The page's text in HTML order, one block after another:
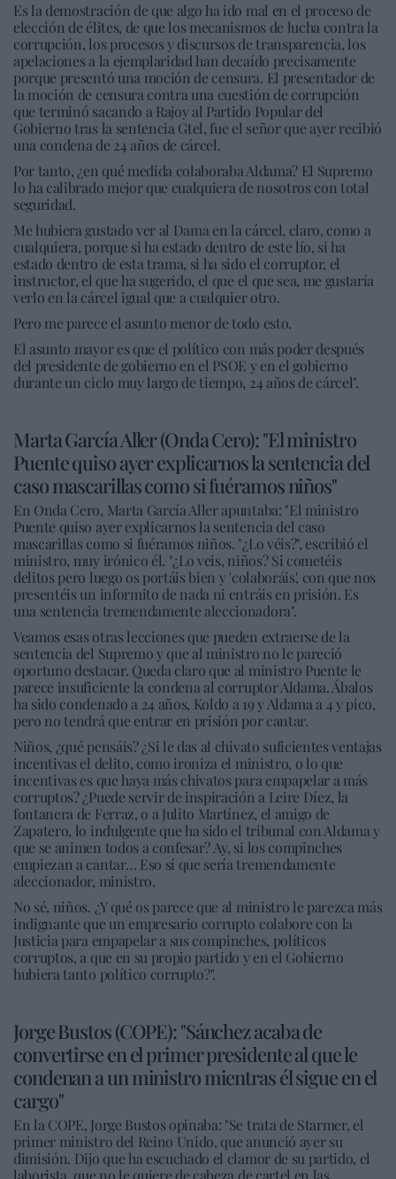
Es la demostración de que algo ha ido mal en el proceso de
elección de élites, de que los mecanismos de lucha contra la
corrupción, los procesos y discursos de transparencia, los
apelaciones a la ejemplaridad han decaído precisamente
porque presentó una moción de censura. El presentador de
la moción de censura contra una cuestión de corrupción
que terminó sacando a Rajoy al Partido Popular del
Gobierno tras la sentencia Gtel, fue el señor que ayer recibió
una condena de 24 años de cárcel.
Por tanto, ¿en qué medida colaboraba Aldama? El Supremo
lo ha calibrado mejor que cualquiera de nosotros con total
seguridad.
Me hubiera gustado ver al Dama en la cárcel, claro, como a
cualquiera, porque si ha estado dentro de este lío, si ha
estado dentro de esta trama, si ha sido el corruptor, el
instructor, el que ha sugerido, el que el que sea, me gustaría
verlo en la cárcel igual que a cualquier otro.
Pero me parece el asunto menor de todo esto.
El asunto mayor es que el político con más poder después
del presidente de gobierno en el PSOE y en el gobierno
durante un ciclo muy largo de tiempo, 24 años de cárcel".
Marta García Aller (Onda Cero): "El ministro
Puente quiso ayer explicarnos la sentencia del
caso mascarillas como si fuéramos niños"
En Onda Cero, Marta García Aller apuntaba: "El ministro
Puente quiso ayer explicarnos la sentencia del caso
mascarillas como si fuéramos niños. "¿Lo véis?", escribió el
ministro, muy irónico él. "¿Lo veis, niños? Si cometéis
delitos pero luego os portáis bien y 'colaboráis', con que nos
presentéis un informito de nada ni entráis en prisión. Es
una sentencia tremendamente aleccionadora".
Veamos esas otras lecciones que pueden extraerse de la
sentencia del Supremo y que al ministro no le pareció
oportuno destacar. Queda claro que al ministro Puente le
parece insuficiente la condena al corruptor Aldama. Ábalos
ha sido condenado a 24 años, Koldo a 19 y Aldama a 4 y pico,
pero no tendrá que entrar en prisión por cantar.
Niños, ¿qué pensáis? ¿Si le das al chivato suficientes ventajas
incentivas el delito, como ironiza el ministro, o lo que
incentivas es que haya más chivatos para empapelar a más
corruptos? ¿Puede servir de inspiración a Leire Díez, la
fontanera de Ferraz, o a Julito Martínez, el amigo de
Zapatero, lo indulgente que ha sido el tribunal con Aldama y
que se animen todos a confesar? Ay, si los compinches
empiezan a cantar… Eso sí que sería tremendamente
aleccionador, ministro.
No sé, niños. ¿Y qué os parece que al ministro le parezca más
indignante que un empresario corrupto colabore con la
Justicia para empapelar a sus compinches, políticos
corruptos, a que en su propio partido y en el Gobierno
hubiera tanto político corrupto?".
Jorge Bustos (COPE): "Sánchez acaba de
convertirse en el primer presidente al que le
condenan a un ministro mientras él sigue en el
cargo"
En la COPE, Jorge Bustos opinaba: "Se trata de Starmer, el
primer ministro del Reino Unido, que anunció ayer su
dimisión. Dijo que ha escuchado el clamor de su partido, el
laborista, que no le quiere de cabeza de cartel en las